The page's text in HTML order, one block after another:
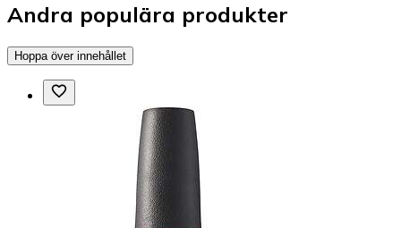
Andra populära produkter
Hoppa över innehållet